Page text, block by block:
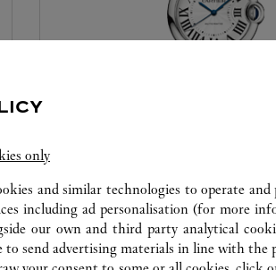
Nos experts Cartier sont à votre
cette boutique pour effectuer un
vos créations et procéder lorsque
service immédiat.
only
and similar technologies to operate
including ad personalisation (for more
our own and third party analytical
to send advertising materials in line with the